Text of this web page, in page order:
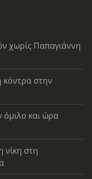
χωρίς Παπαγιάννη
κόντρα στην
όμιλο και ώρα
νίκη στη